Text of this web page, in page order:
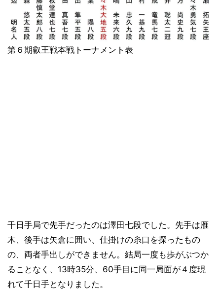
第６期叡王戦本戦トーナメント表
千日手局で先手だったのは澤田七段でした。先手は雁
木、後手は矢倉に囲い、仕掛けの糸口を探ったもの
の、両者手出しができません。結局一度も歩がぶつか
ることなく、13時35分、60手目に同一局面が４度現
れて千日手となりました。